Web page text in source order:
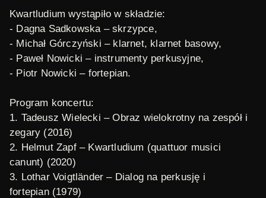
Kwartludium wystąpiło w składzie:
- Dagna Sadkowska – skrzypce,
- Michał Górczyński – klarnet, klarnet basowy,
- Paweł Nowicki – instrumenty perkusyjne,
- Piotr Nowicki – fortepian.
Program koncertu:
1. Tadeusz Wielecki – Obraz wielokrotny na zespół i
zegary (2016)
2. Helmut Zapf – Kwartludium (quattuor musici
canunt) (2020)
3. Lothar Voigtländer – Dialog na perkusję i
fortepian(1979)